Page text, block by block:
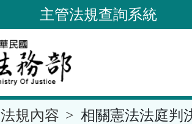
主管法規查詢系統
法規內容 相關憲法法庭判